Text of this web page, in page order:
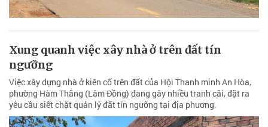
Việc xây dựng nhà ở kiên cố trên đất của Hội Thanh minh An Hòa,
phường Hàm Thắng (Lâm Đồng) đang gây nhiều tranh cãi, đặt ra
yêu cầu siết chặt quản lý đất tín ngưỡng tại địa phương.